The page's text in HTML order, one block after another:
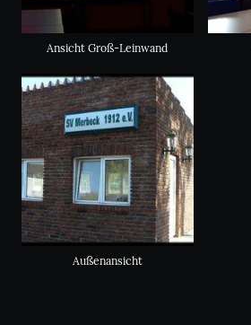
Ansicht Groß-Leinwand
Außenansicht